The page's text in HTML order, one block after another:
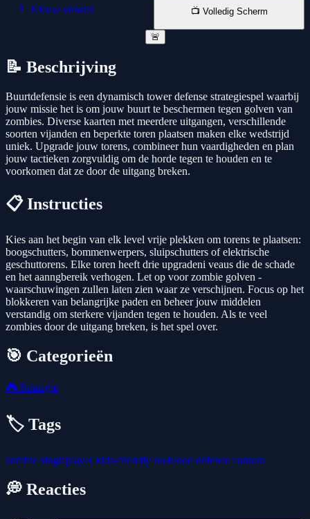
📱 Nieuw venster 📺 Volledig Scherm
🚨
📝 Beschrijving
Buurtdefensie is een dynamisch tower defense strategiespel waarbij
jouw missie het is om jouw buurt te beschermen tegen golven van
zombies. Diverse kaarten met meerdere uitgangen, verschillende
soorten vijanden en beperkte toren plaatsen maken elke wedstrijd
uniek. Upgrade jouw torens, combineer hun vaardigheden en plan
jouw tactieken zorgvuldig om de horde tegen te houden en te
voorkomen dat ze door de uitgang breken.
📋 Instructies
Kies aan het begin van elk level vrije plekken om torens te plaatsen:
boogschutters, bommenwerpers, sluipschutters of elektrische
geschuttorens. Elke toren heeft drie upgradeni veaus die de schade
en het aanngbereik verhogen. Let op voor zombie golven -
waarschuwingen zullen laten zien waar ze verschijnen. Focus op het
blokkeren van belangrijke paden en beheer jouw middelen
verstandig om sterkere vijanden tegen te houden. Als te veel
zombies door de uitgang breken, is het spel over.
🎯 Categorieën
🎮 Strategie
🏷️ Tags
zombie singleplayerkids-friendly no-blood defence cannon
💭 Reacties